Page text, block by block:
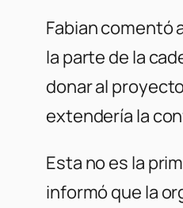
Fabian comentó
la parte de la
donar al
extendería la
Esta no es la
informó que la